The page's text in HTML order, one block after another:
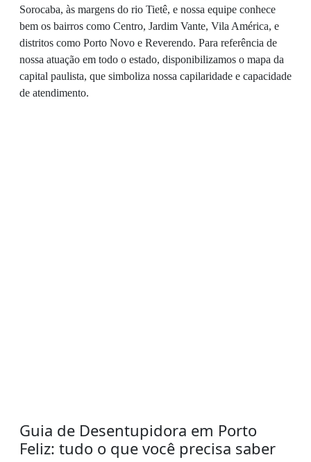
Sorocaba, às margens do rio Tietê, e nossa equipe conhece
bem os bairros como Centro, Jardim Vante, Vila América, e
distritos como Porto Novo e Reverendo. Para referência de
nossa atuação em todo o estado, disponibilizamos o mapa da
capital paulista, que simboliza nossa capilaridade e capacidade
de atendimento.
Guia de Desentupidora em Porto
Feliz: tudo o que você precisa saber